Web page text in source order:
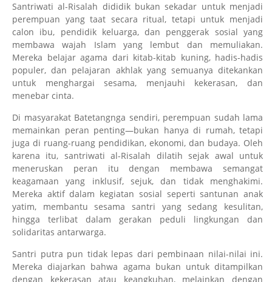
Santriwati al-Risalah dididik bukan sekadar untuk menjadi
perempuan yang taat secara ritual, tetapi untuk menjadi
calon ibu, pendidik keluarga, dan penggerak sosial yang
membawa wajah Islam yang lembut dan memuliakan.
Mereka belajar agama dari kitab-kitab kuning, hadis-hadis
populer, dan pelajaran akhlak yang semuanya ditekankan
untuk menghargai sesama, menjauhi kekerasan, dan
menebar cinta.
Di masyarakat Batetangnga sendiri, perempuan sudah lama
memainkan peran penting—bukan hanya di rumah, tetapi
juga di ruang-ruang pendidikan, ekonomi, dan budaya. Oleh
karena itu, santriwati al-Risalah dilatih sejak awal untuk
meneruskan peran itu dengan membawa semangat
keagamaan yang inklusif, sejuk, dan tidak menghakimi.
Mereka aktif dalam kegiatan sosial seperti santunan anak
yatim, membantu sesama santri yang sedang kesulitan,
hingga terlibat dalam gerakan peduli lingkungan dan
solidaritas antarwarga.
Santri putra pun tidak lepas dari pembinaan nilai-nilai ini.
Mereka diajarkan bahwa agama bukan untuk ditampilkan
dengan kekerasan atau keangkuhan, melainkan dengan